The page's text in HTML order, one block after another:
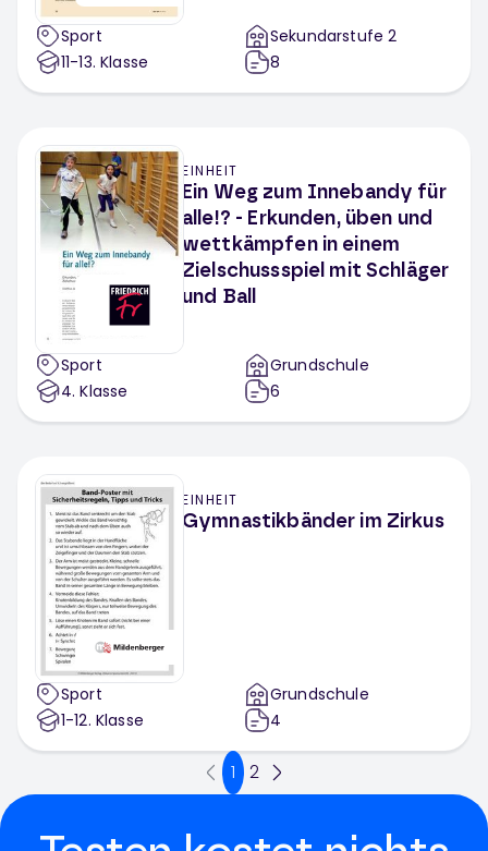
Sport
11-13. Klasse
Sekundarstufe 2
8
EINHEIT
Ein Weg zum Innebandy für
alle!? - Erkunden, üben und
wettkämpfen in einem
Zielschussspiel mit Schläger
und Ball
Sport
4. Klasse
Grundschule
6
EINHEIT
Gymnastikbänder im Zirkus
Sport
1-12. Klasse
Grundschule
4
1 2